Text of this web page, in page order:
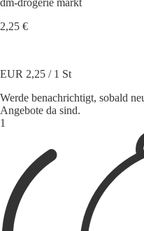
dm-drogerie markt
2,25 €
EUR 2,25 / 1 St
Werde benachrichtigt, sobald
Angebote da sind.
1